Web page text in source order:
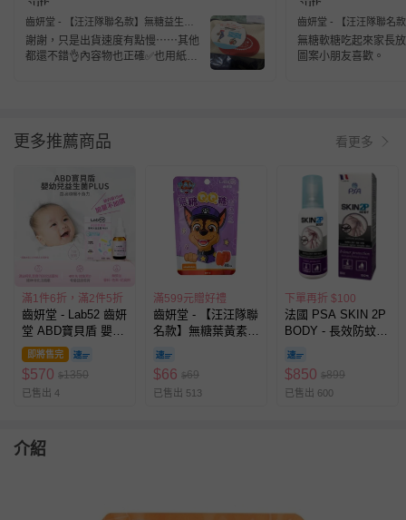
齒妍堂 - 【汪汪隊聯名款】無糖益生菌
QQ糖-多多口味-30g
謝謝，只是出貨速度有點慢⋯⋯其他
都還不錯👌內容物也正確✅也用紙箱
齒妍堂 - 【汪汪隊聯名
QQ糖-多多口味-30g
無糖軟糖吃起來家長
圖案小朋友喜歡。
更多推薦商品 看更多
滿1件6折，滿2件5折
齒妍堂 - Lab52 齒妍
堂 ABD寶貝盾 嬰幼
兒益生菌滴劑
PLUS(效期2026-09-
29)-15ml
即將售完
$570 $1350
已售出 4
滿599元贈好禮
齒妍堂 - 【汪汪隊聯
名款】無糖葉黃素
QQ糖-葡萄口味-30g
$66 $69
已售出 513
下單再折 $100
法國 PSA SKIN 2P
BODY - 長效防蚊乳
液-無味 (100ml)
$850 $899
已售出 600
介紹